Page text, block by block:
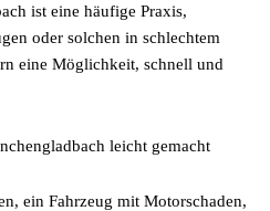
ist eine häufige Praxis,
oder solchen in schlechtem
eine Möglichkeit, schnell und
leicht gemacht
ein Fahrzeug mit Motorschaden,